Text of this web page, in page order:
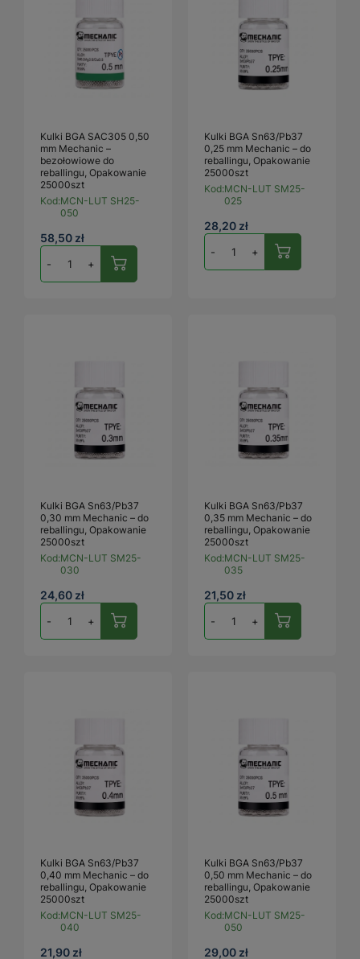
Kulki BGA SAC305 0,50
mm Mechanic –
bezołowiowe do
reballingu, Opakowanie
25000szt
Kod:MCN-LUT SH25-
050
58,50 zł
- +
Kulki BGA Sn63/Pb37
0,25 mm Mechanic – do
reballingu, Opakowanie
25000szt
Kod:MCN-LUT SM25-
025
28,20 zł
- +
Kulki BGA Sn63/Pb37
0,30 mm Mechanic – do
reballingu, Opakowanie
25000szt
Kod:MCN-LUT SM25-
030
24,60 zł
- +
Kulki BGA Sn63/Pb37
0,35 mm Mechanic – do
reballingu, Opakowanie
25000szt
Kod:MCN-LUT SM25-
035
21,50 zł
- +
Kulki BGA Sn63/Pb37
0,40 mm Mechanic – do
reballingu, Opakowanie
25000szt
Kod:MCN-LUT SM25-
040
21,90 zł
Kulki BGA Sn63/Pb37
0,50 mm Mechanic – do
reballingu, Opakowanie
25000szt
Kod:MCN-LUT SM25-
050
29,00 zł